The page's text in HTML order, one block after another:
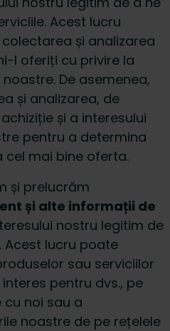
Acest lucru
și analizarea
l oferiți cu privire la
De asemenea,
și analizarea, de
și a interesului
pentru a determina
cel mai bine oferta.
și prelucrăm
și alte informații de
nostru legitim de
Acest lucru poate
sau serviciilor
pentru dvs., pe
noi sau a
noastre de pe rețelele